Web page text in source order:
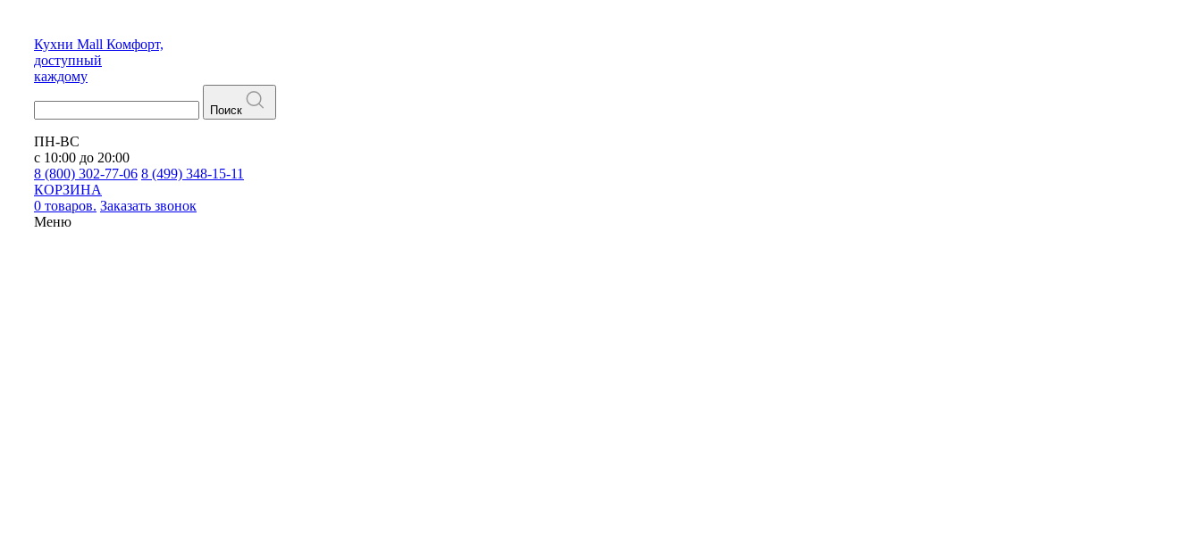
Кухни Mall Комфорт,
доступный
каждому
Поиск
ПН-ВС
с 10:00 до 20:00
8 (800) 302-77-06 8 (499) 348-15-11
КОРЗИНА
0 товаров. Заказать звонок
Меню